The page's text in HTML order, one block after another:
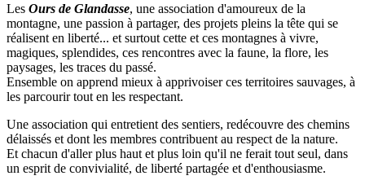
Les Ours de Glandasse, une association d'amoureux de la
montagne, une passion à partager, des projets pleins la tête qui se
réalisent en liberté... et surtout cette et ces montagnes à vivre,
magiques, splendides, ces rencontres avec la faune, la flore, les
paysages, les traces du passé.
Ensemble on apprend mieux à apprivoiser ces territoires sauvages, à
les parcourir tout en les respectant.
Une association qui entretient des sentiers, redécouvre des chemins
délaissés et dont les membres contribuent au respect de la nature.
Et chacun d'aller plus haut et plus loin qu'il ne ferait tout seul, dans
un esprit de convivialité, de liberté partagée et d'enthousiasme.